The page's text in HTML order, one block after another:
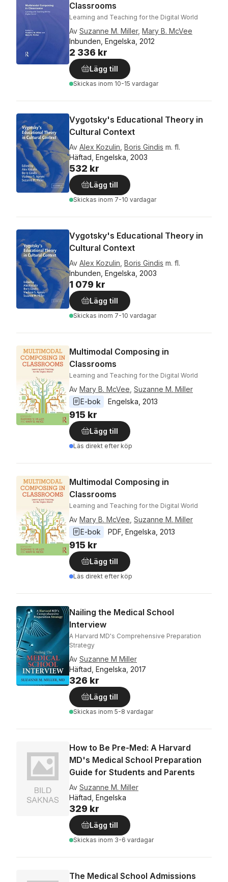
Classrooms
Learning and Teaching for the Digital World
Av Suzanne M. Miller, Mary B. McVee
Inbunden, Engelska, 2012
2 336 kr
Lägg till
Skickas inom 10-15 vardagar
Vygotsky's Educational Theory in
Cultural Context
Av Alex Kozulin Boris Gindis m. fl.
Häftad, Engelska, 2003
532 kr
Lägg till
Skickas inom 7-10 vardagar
Vygotsky's Educational Theory in
Cultural Context
Av Alex Kozulin Boris Gindis m. fl.
Inbunden, Engelska, 2003
1 079 kr
Lägg till
Skickas inom 7-10 vardagar
Multimodal Composing in
Classrooms
Learning and Teaching for the Digital World
Av Mary B. McVee Suzanne M. Miller
E-bok
Engelska 2013
915 kr
Lägg till
Läs direkt efter köp
Multimodal Composing in
Classrooms
Learning and Teaching for the Digital World
Av Mary B. McVee Suzanne M. Miller
E-bok
PDF Engelska 2013
915 kr
Lägg till
Läs direkt efter köp
Nailing the Medical School
Interview
A Harvard MD's Comprehensive Preparation
Strategy
Av Suzanne M Miller
Häftad, Engelska, 2017
326 kr
Lägg till
Skickas inom 5-8 vardagar
How to Be Pre-Med: A Harvard
MD's Medical School Preparation
Guide for Students and Parents
Av Suzanne M. Miller
Häftad, Engelska
329 kr
Lägg till
Skickas inom 3-6 vardagar
The Medical School Admissions